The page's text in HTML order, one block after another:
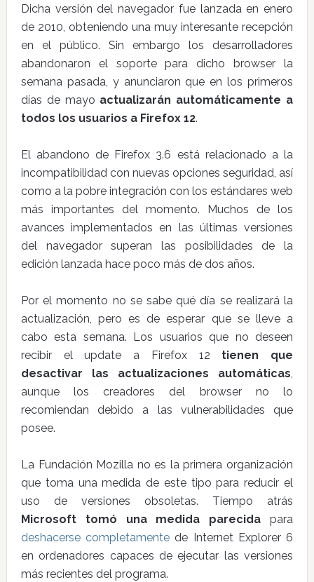
Dicha versión del navegador fue lanzada en enero
de 2010, obteniendo una muy interesante recepción
en el público. Sin embargo los desarrolladores
abandonaron el soporte para dicho browser la
semana pasada, y anunciaron que en los primeros
días de mayo actualizarán automáticamente a
todos los usuarios a Firefox 12.
El abandono de Firefox 3.6 está relacionado a la
incompatibilidad con nuevas opciones seguridad, así
como a la pobre integración con los estándares web
más importantes del momento. Muchos de los
avances implementados en las últimas versiones
del navegador superan las posibilidades de la
edición lanzada hace poco más de dos años.
Por el momento no se sabe qué día se realizará la
actualización, pero es de esperar que se lleve a
cabo esta semana. Los usuarios que no deseen
recibir el update a Firefox 12 tienen que
desactivar las actualizaciones automáticas,
aunque los creadores del browser no lo
recomiendan debido a las vulnerabilidades que
posee.
La Fundación Mozilla no es la primera organización
que toma una medida de este tipo para reducir el
uso de versiones obsoletas. Tiempo atrás
Microsoft tomó una medida parecida para
deshacerse completamente de Internet Explorer 6
en ordenadores capaces de ejecutar las versiones
más recientes del programa.